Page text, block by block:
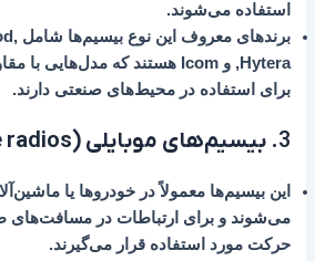
استفاده می‌شوند.
برندهای معروف این نوع بیسیم‌ها شامل,
Hytera, وIcom هستند که مدل‌هایی با
برای استفاده در محیط‌های صنعتی دارند.
3. بیسیم‌های موبایلی (Mobile radios)
این بیسیم‌ها معمولاً در خودروها یا
می‌شوند و برای ارتباطات در مسافت‌های
حرکت مورد استفاده قرار می‌گیرند.